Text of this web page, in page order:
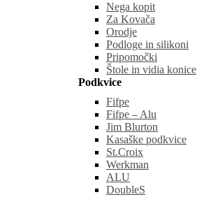
Nega kopit
Za Kovača
Orodje
Podloge in silikoni
Pripomočki
Štole in vidia konice
Podkvice
Fifpe
Fifpe – Alu
Jim Blurton
Kasaške podkvice
St.Croix
Werkman
ALU
DoubleS